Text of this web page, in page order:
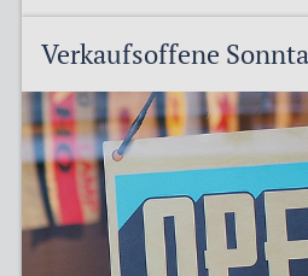
Verkaufsoffene